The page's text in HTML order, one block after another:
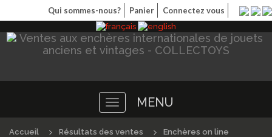
Qui sommes-nous? Panier Connectez vous
Toggle
navigation
MENU
Accueil Résultats des ventes Enchères on line